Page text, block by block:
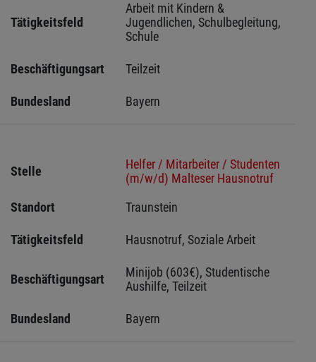
Tätigkeitsfeld
Arbeit mit Kindern &
Jugendlichen, Schulbegleitung,
Schule
Beschäftigungsart Teilzeit
Bundesland Bayern
Stelle
Helfer / Mitarbeiter / Studenten
(m/w/d) Malteser Hausnotruf
Standort
Traunstein
Tätigkeitsfeld Hausnotruf, Soziale Arbeit
Beschäftigungsart
Minijob (603€), Studentische
Aushilfe, Teilzeit
Bundesland Bayern